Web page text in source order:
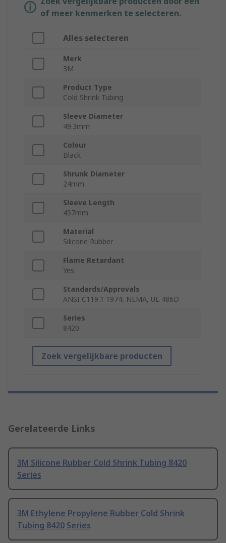
of meer kenmerken te selecteren.
Alles selecteren
Merk
3M
Product Type
Cold Shrink Tubing
Sleeve Diameter
49.3mm
Colour
Black
Shrunk Diameter
24mm
Sleeve Length
457mm
Material
Silicone Rubber
Flame Retardant
Yes
Standards/Approvals
ANSI C119.1 1974, NEMA, UL 486D
Series
8420
Zoek vergelijkbare producten
Gerelateerde Links
3M Silicone Rubber Cold Shrink Tubing 8420
Series
3M Ethylene Propylene Rubber Cold Shrink
Tubing 8420 Series